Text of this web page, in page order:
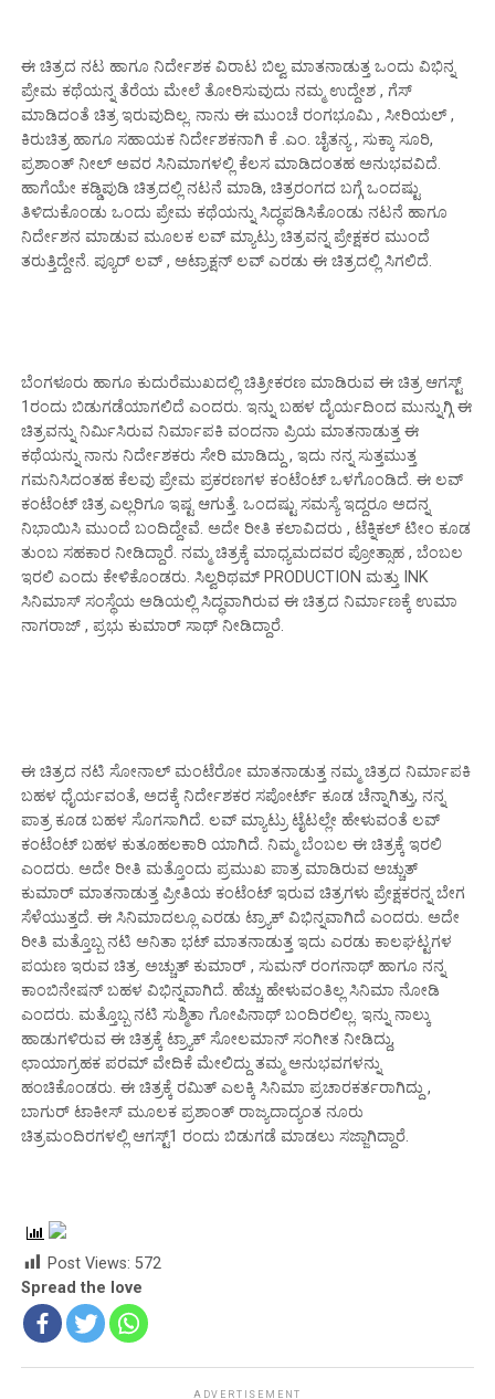
ಈ ಚಿತ್ರದ ನಟ ಹಾಗೂ ನಿರ್ದೇಶಕ ವಿರಾಟ ಬಿಲ್ವ ಮಾತನಾಡುತ್ತ ಒಂದು ವಿಭಿನ್ನ
ಪ್ರೇಮ ಕಥೆಯನ್ನ ತೆರೆಯ ಮೇಲೆ ತೋರಿಸುವುದು ನಮ್ಮ ಉದ್ದೇಶ , ಗೆಸ್
ಮಾಡಿದಂತೆ ಚಿತ್ರ ಇರುವುದಿಲ್ಲ. ನಾನು ಈ ಮುಂಚೆ ರಂಗಭೂಮಿ , ಸೀರಿಯಲ್ ,
ಕಿರುಚಿತ್ರ ಹಾಗೂ ಸಹಾಯಕ ನಿರ್ದೇಶಕನಾಗಿ ಕೆ .ಎಂ. ಚೈತನ್ಯ , ಸುಕ್ಕಾ ಸೂರಿ,
ಪ್ರಶಾಂತ್ ನೀಲ್ ಅವರ ಸಿನಿಮಾಗಳಲ್ಲಿ ಕೆಲಸ ಮಾಡಿದಂತಹ ಅನುಭವವಿದೆ.
ಹಾಗೆಯೇ ಕಡ್ಡಿಪುಡಿ ಚಿತ್ರದಲ್ಲಿ ನಟನೆ ಮಾಡಿ, ಚಿತ್ರರಂಗದ ಬಗ್ಗೆ ಒಂದಷ್ಟು
ತಿಳಿದುಕೊಂಡು ಒಂದು ಪ್ರೇಮ ಕಥೆಯನ್ನು ಸಿದ್ಧಪಡಿಸಿಕೊಂಡು ನಟನೆ ಹಾಗೂ
ನಿರ್ದೇಶನ ಮಾಡುವ ಮೂಲಕ ಲವ್ ಮ್ಯಾಟ್ರು ಚಿತ್ರವನ್ನ ಪ್ರೇಕ್ಷಕರ ಮುಂದೆ
ತರುತ್ತಿದ್ದೇನೆ. ಪ್ಯೂರ್ ಲವ್ , ಅಟ್ರಾಕ್ಷನ್ ಲವ್ ಎರಡು ಈ ಚಿತ್ರದಲ್ಲಿ ಸಿಗಲಿದೆ.
ಬೆಂಗಳೂರು ಹಾಗೂ ಕುದುರೆಮುಖದಲ್ಲಿ ಚಿತ್ರೀಕರಣ ಮಾಡಿರುವ ಈ ಚಿತ್ರ ಆಗಸ್ಟ್
1ರಂದು ಬಿಡುಗಡೆಯಾಗಲಿದೆ ಎಂದರು. ಇನ್ನು ಬಹಳ ದೈರ್ಯದಿಂದ ಮುನ್ನುಗ್ಗಿ ಈ
ಚಿತ್ರವನ್ನು ನಿರ್ಮಿಸಿರುವ ನಿರ್ಮಾಪಕಿ ವಂದನಾ ಪ್ರಿಯ ಮಾತನಾಡುತ್ತ ಈ
ಕಥೆಯನ್ನು ನಾನು ನಿರ್ದೇಶಕರು ಸೇರಿ ಮಾಡಿದ್ದು , ಇದು ನನ್ನ ಸುತ್ತಮುತ್ತ
ಗಮನಿಸಿದಂತಹ ಕೆಲವು ಪ್ರೇಮ ಪ್ರಕರಣಗಳ ಕಂಟೆಂಟ್ ಒಳಗೊಂಡಿದೆ. ಈ ಲವ್
ಕಂಟೆಂಟ್ ಚಿತ್ರ ಎಲ್ಲರಿಗೂ ಇಷ್ಟ ಆಗುತ್ತೆ. ಒಂದಷ್ಟು ಸಮಸ್ಯೆ ಇದ್ದರೂ ಅದನ್ನ
ನಿಭಾಯಿಸಿ ಮುಂದೆ ಬಂದಿದ್ದೇವೆ. ಅದೇ ರೀತಿ ಕಲಾವಿದರು , ಟೆಕ್ನಿಕಲ್ ಟೀಂ ಕೂಡ
ತುಂಬ ಸಹಕಾರ ನೀಡಿದ್ದಾರೆ. ನಮ್ಮ ಚಿತ್ರಕ್ಕೆ ಮಾಧ್ಯಮದವರ ಪ್ರೋತ್ಸಾಹ , ಬೆಂಬಲ
ಇರಲಿ ಎಂದು ಕೇಳಿಕೊಂಡರು. ಸಿಲ್ವರಿಥಮ್ PRODUCTION ಮತ್ತು INK
ಸಿನಿಮಾಸ್ ಸಂಸ್ಥೆಯ ಅಡಿಯಲ್ಲಿ ಸಿದ್ಧವಾಗಿರುವ ಈ ಚಿತ್ರದ ನಿರ್ಮಾಣಕ್ಕೆ ಉಮಾ
ನಾಗರಾಜ್ , ಪ್ರಭು ಕುಮಾರ್ ಸಾಥ್ ನೀಡಿದ್ದಾರೆ.
ಈ ಚಿತ್ರದ ನಟಿ ಸೋನಾಲ್ ಮಂಟೆರೋ ಮಾತನಾಡುತ್ತ ನಮ್ಮ ಚಿತ್ರದ ನಿರ್ಮಾಪಕಿ
ಬಹಳ ಧೈರ್ಯವಂತೆ, ಅದಕ್ಕೆ ನಿರ್ದೇಶಕರ ಸಪೋರ್ಟ್ ಕೂಡ ಚೆನ್ನಾಗಿತ್ತು, ನನ್ನ
ಪಾತ್ರ ಕೂಡ ಬಹಳ ಸೊಗಸಾಗಿದೆ. ಲವ್ ಮ್ಯಾಟ್ರು ಟೈಟಲ್ಲೇ ಹೇಳುವಂತೆ ಲವ್
ಕಂಟೆಂಟ್ ಬಹಳ ಕುತೂಹಲಕಾರಿ ಯಾಗಿದೆ. ನಿಮ್ಮ ಬೆಂಬಲ ಈ ಚಿತ್ರಕ್ಕೆ ಇರಲಿ
ಎಂದರು. ಅದೇ ರೀತಿ ಮತ್ತೊಂದು ಪ್ರಮುಖ ಪಾತ್ರ ಮಾಡಿರುವ ಅಚ್ಚುತ್
ಕುಮಾರ್ ಮಾತನಾಡುತ್ತ ಪ್ರೀತಿಯ ಕಂಟೆಂಟ್ ಇರುವ ಚಿತ್ರಗಳು ಪ್ರೇಕ್ಷಕರನ್ನ ಬೇಗ
ಸೆಳೆಯುತ್ತದೆ. ಈ ಸಿನಿಮಾದಲ್ಲೂ ಎರಡು ಟ್ರ್ಯಾಕ್ ವಿಭಿನ್ನವಾಗಿದೆ ಎಂದರು. ಅದೇ
ರೀತಿ ಮತ್ತೊಬ್ಬ ನಟಿ ಅನಿತಾ ಭಟ್ ಮಾತನಾಡುತ್ತ ಇದು ಎರಡು ಕಾಲಘಟ್ಟಗಳ
ಪಯಣ ಇರುವ ಚಿತ್ರ. ಅಚ್ಚುತ್ ಕುಮಾರ್ , ಸುಮನ್ ರಂಗನಾಥ್ ಹಾಗೂ ನನ್ನ
ಕಾಂಬಿನೇಷನ್ ಬಹಳ ವಿಭಿನ್ನವಾಗಿದೆ. ಹೆಚ್ಚು ಹೇಳುವಂತಿಲ್ಲ ಸಿನಿಮಾ ನೋಡಿ
ಎಂದರು. ಮತ್ತೊಬ್ಬ ನಟಿ ಸುಶ್ಮಿತಾ ಗೋಪಿನಾಥ್ ಬಂದಿರಲಿಲ್ಲ. ಇನ್ನು ನಾಲ್ಕು
ಹಾಡುಗಳಿರುವ ಈ ಚಿತ್ರಕ್ಕೆ ಟ್ರ್ಯಾಕ್ ಸೋಲಮಾನ್ ಸಂಗೀತ ನೀಡಿದ್ದು,
ಛಾಯಾಗ್ರಹಕ ಪರಮ್ ವೇದಿಕೆ ಮೇಲಿದ್ದು ತಮ್ಮ ಅನುಭವಗಳನ್ನು
ಹಂಚಿಕೊಂಡರು. ಈ ಚಿತ್ರಕ್ಕೆ ರಮಿತ್ ಎಲಕ್ಕಿ ಸಿನಿಮಾ ಪ್ರಚಾರಕರ್ತರಾಗಿದ್ದು ,
ಬಾಗುರ್ ಟಾಕೀಸ್ ಮೂಲಕ ಪ್ರಶಾಂತ್ ರಾಜ್ಯದಾದ್ಯಂತ ನೂರು
ಚಿತ್ರಮಂದಿರಗಳಲ್ಲಿ ಆಗಸ್ಟ್1 ರಂದು ಬಿಡುಗಡೆ ಮಾಡಲು ಸಜ್ಜಾಗಿದ್ದಾರೆ.
Post Views: 572
Spread the love
ADVERTISEMENT